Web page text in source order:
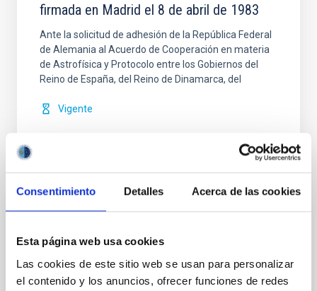
Consentimiento Detalles Acerca de las cookies
Esta página web usa cookies
Las cookies de este sitio web se usan para personalizar
el contenido y los anuncios, ofrecer funciones de redes
firmada en Madrid el 8 de abril de 1983
Ante la solicitud de adhesión de la República Federal
de Alemania al Acuerdo de Cooperación en materia
de Astrofísica y Protocolo entre los Gobiernos del
Reino de España, del Reino de Dinamarca, del
Vigente
el experimento en colaboración entre el
IAC y la Organización Europea de
InvestigaciónAstronómica Hemisferio Sur.